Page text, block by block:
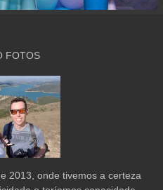
FOTOS
2013, onde tivemos a certeza